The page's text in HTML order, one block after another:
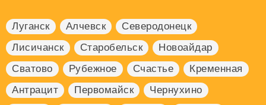
Луганск Алчевск
Северодонецк
Лисичанск
Старобельск
Новоайдар
Сватово
Рубежное Счастье
Кременная
Антрацит
Первомайск
Чернухино